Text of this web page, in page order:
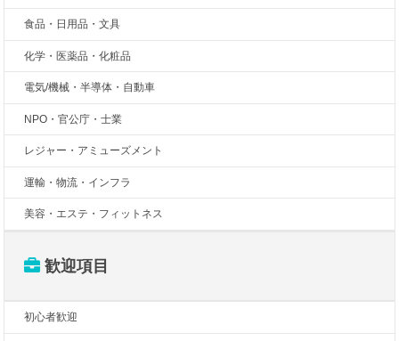
食品・日用品・文具
化学・医薬品・化粧品
電気/機械・半導体・自動車
NPO・官公庁・士業
レジャー・アミューズメント
運輸・物流・インフラ
美容・エステ・フィットネス
歓迎項目
初心者歓迎